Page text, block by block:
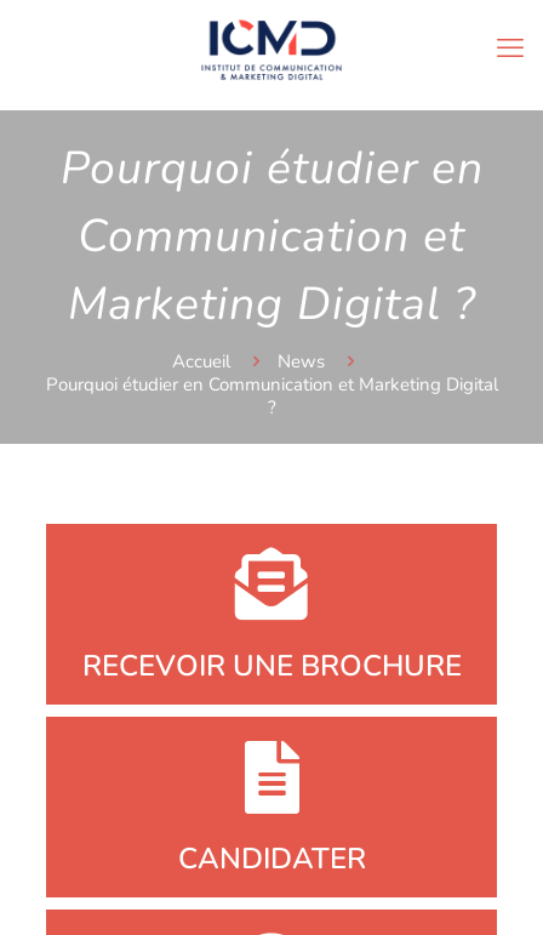
Pourquoi étudier en
Communication et
Marketing Digital ?
Accueil
News
Pourquoi étudier en Communication et Marketing Digital
?
RECEVOIR UNE BROCHURE
CANDIDATER